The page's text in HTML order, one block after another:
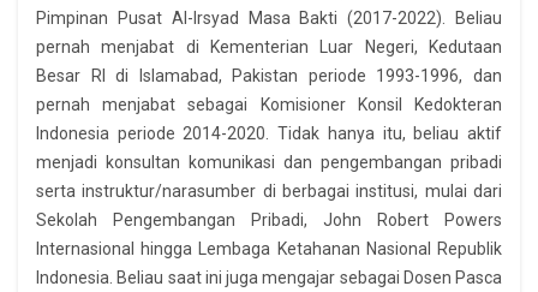
Pimpinan Pusat Al-Irsyad Masa Bakti (2017-2022). Beliau
pernah menjabat di Kementerian Luar Negeri, Kedutaan
Besar RI di Islamabad, Pakistan periode 1993-1996, dan
pernah menjabat sebagai Komisioner Konsil Kedokteran
Indonesia periode 2014-2020. Tidak hanya itu, beliau aktif
menjadi konsultan komunikasi dan pengembangan pribadi
serta instruktur/narasumber di berbagai institusi, mulai dari
Sekolah Pengembangan Pribadi, John Robert Powers
Internasional hingga Lembaga Ketahanan Nasional Republik
Indonesia. Beliau saat ini juga mengajar sebagai Dosen Pasca